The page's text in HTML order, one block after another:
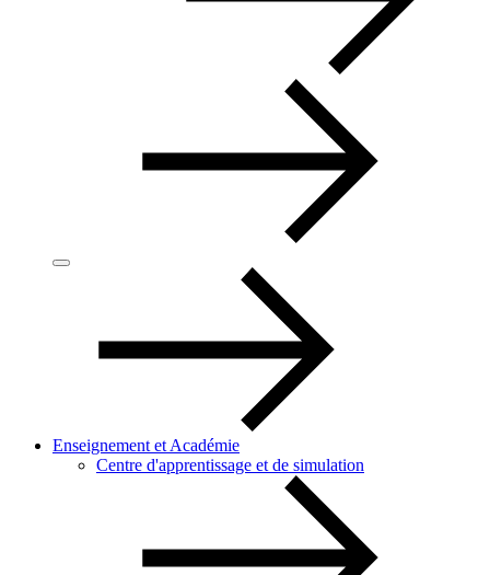
Enseignement et Académie
Centre d'apprentissage et de simulation